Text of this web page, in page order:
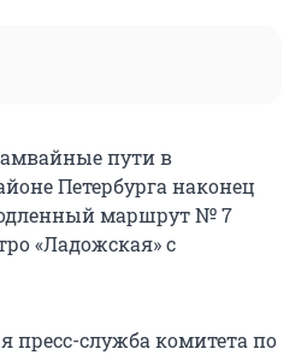
пути в
Петербурга наконец
маршрут № 7
«Ладожская» с
пресс-служба комитета по